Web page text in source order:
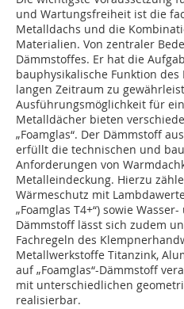
und Wartungsfreiheit ist die
Metalldachs und die
Materialien. Von zentraler
Dämmstoffes. Er hat die
bauphysikalische Funktion
langen Zeitraum zu
Ausführungsmöglichkeit für
Metalldächer bieten
„Foamglas“. Der Dämmstoff
erfüllt die technischen und
Anforderungen von
Metalleindeckung. Hierzu
Wärmeschutz mit
„Foamglas T4+“) sowie
Dämmstoff lässt sich zudem
Fachregeln des
Metallwerkstoffe Titanzink,
auf „Foamglas“-Dämmstoff
mit unterschiedlichen
realisierbar.